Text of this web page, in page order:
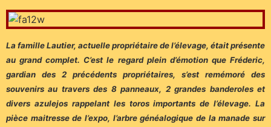
La famille Lautier, actuelle propriétaire de l’élevage, était présente
au grand complet. C’est le regard plein d’émotion que Fréderic,
gardian des 2 précédents propriétaires, s’est remémoré des
souvenirs au travers des 8 panneaux, 2 grandes banderoles et
divers azulejos rappelant les toros importants de l’élevage. La
pièce maitresse de l’expo, l’arbre généalogique de la manade sur